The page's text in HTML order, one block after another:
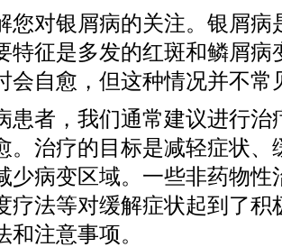
您对银屑病的关注。银屑病
特征是多发的红斑和鳞屑病
会自愈，但这种情况并不常
患者，我们通常建议进行治
。治疗的目标是减轻症状、
少病变区域。一些非药物性
疗法等对缓解症状起到了积
和注意事项。